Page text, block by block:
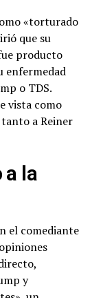
«torturado
que su
producto
enfermedad
o TDS.
vista como
a Reiner
a la
el comediante
y